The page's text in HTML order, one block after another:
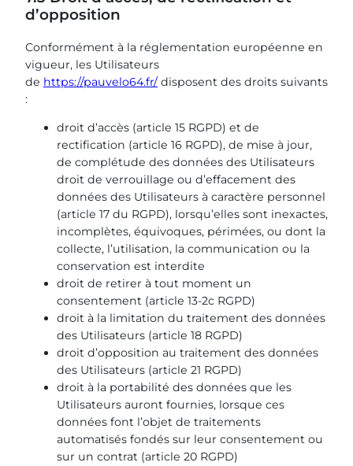
d’opposition
Conformément à la réglementation européenne en
vigueur, les Utilisateurs
de https://pauvelo64.fr/disposent des droits suivants
:
droit d’accès (article 15 RGPD) et de
rectification (article 16 RGPD), de mise à jour,
de complétude des données des Utilisateurs
droit de verrouillage ou d’effacement des
données des Utilisateurs à caractère personnel
(article 17 du RGPD), lorsqu’elles sont inexactes,
incomplètes, équivoques, périmées, ou dont la
collecte, l’utilisation, la communication ou la
conservation est interdite
droit de retirer à tout moment un
consentement (article 13-2c RGPD)
droit à la limitation du traitement des données
des Utilisateurs (article 18 RGPD)
droit d’opposition au traitement des données
des Utilisateurs (article 21 RGPD)
droit à la portabilité des données que les
Utilisateurs auront fournies, lorsque ces
données font l’objet de traitements
automatisés fondés sur leur consentement ou
sur un contrat (article 20 RGPD)